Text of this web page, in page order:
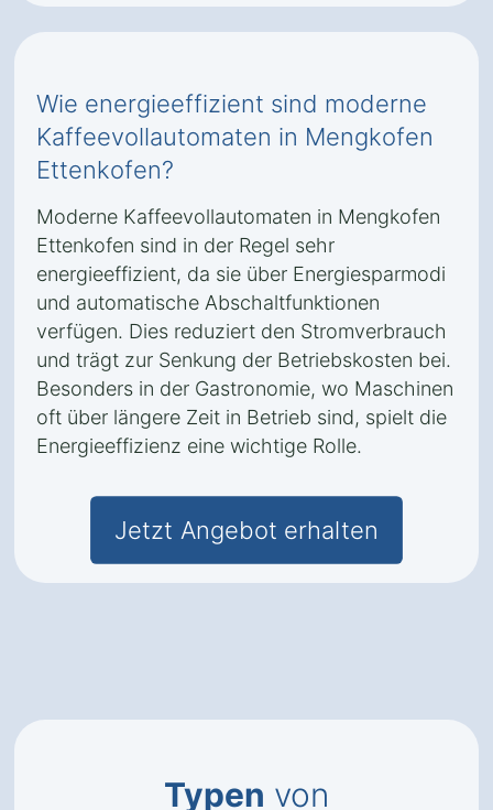
Wie energieeffizient sind moderne
Kaffeevollautomaten in Mengkofen
Ettenkofen?
Moderne Kaffeevollautomaten in Mengkofen
Ettenkofen sind in der Regel sehr
energieeffizient, da sie über Energiesparmodi
und automatische Abschaltfunktionen
verfügen. Dies reduziert den Stromverbrauch
und trägt zur Senkung der Betriebskosten bei.
Besonders in der Gastronomie, wo Maschinen
oft über längere Zeit in Betrieb sind, spielt die
Energieeffizienz eine wichtige Rolle.
Jetzt Angebot erhalten
Typen von